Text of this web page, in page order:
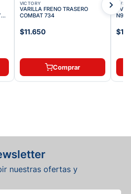
VICTORY
VARILLA FRENO TRASERO
COMBAT 734
$11.650
Comprar
TVS
TVS
nuestras ofertas y